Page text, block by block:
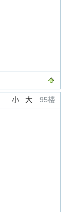
小 大 95楼